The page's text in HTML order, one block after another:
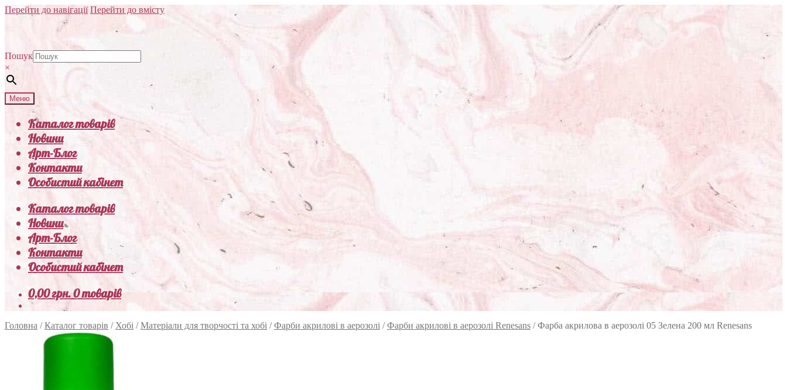
Перейти до навігації Перейти до вмісту
Пошук
×
Меню
Каталог товарів
Новини
Арт-Блог
Контакти
Особистий кабінет
Каталог товарів
Новини
Арт-Блог
Контакти
Особистий кабінет
0,00грн.0 товарів
Головна /Каталог товарів / Хобі /Матеріали для творчості та хобі /Фарби акрилові в аерозолі /Фарби акрилові в аерозолі Renesans /Фарба акрилова в аерозолі 05 Зелена 200 мл Renesans